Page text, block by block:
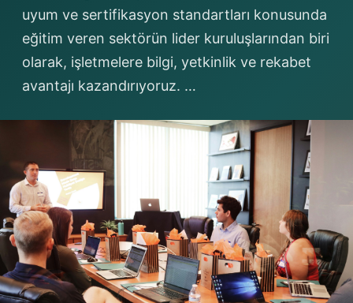
uyum ve sertifikasyon standartları konusunda
eğitim veren sektörün lider kuruluşlarından biri
olarak, işletmelere bilgi, yetkinlik ve rekabet
avantajı kazandırıyoruz. …